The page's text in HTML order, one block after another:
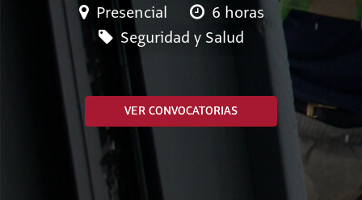
Presencial
6 horas
Seguridad y Salud
VER CONVOCATORIAS